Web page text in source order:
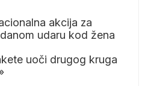
akcija za
udaru kod žena
uoči drugog kruga